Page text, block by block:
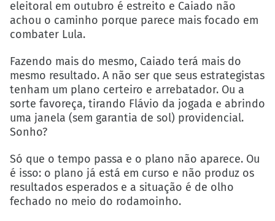
eleitoral em outubro é estreito e Caiado não
achou o caminho porque parece mais focado em
combater Lula.
Fazendo mais do mesmo, Caiado terá mais do
mesmo resultado. A não ser que seus estrategistas
tenham um plano certeiro e arrebatador. Ou a
sorte favoreça, tirando Flávio da jogada e abrindo
uma janela (sem garantia de sol) providencial.
Sonho?
Só que o tempo passa e o plano não aparece. Ou
é isso: o plano já está em curso e não produz os
resultados esperados e a situação é de olho
fechado no meio do rodamoinho.